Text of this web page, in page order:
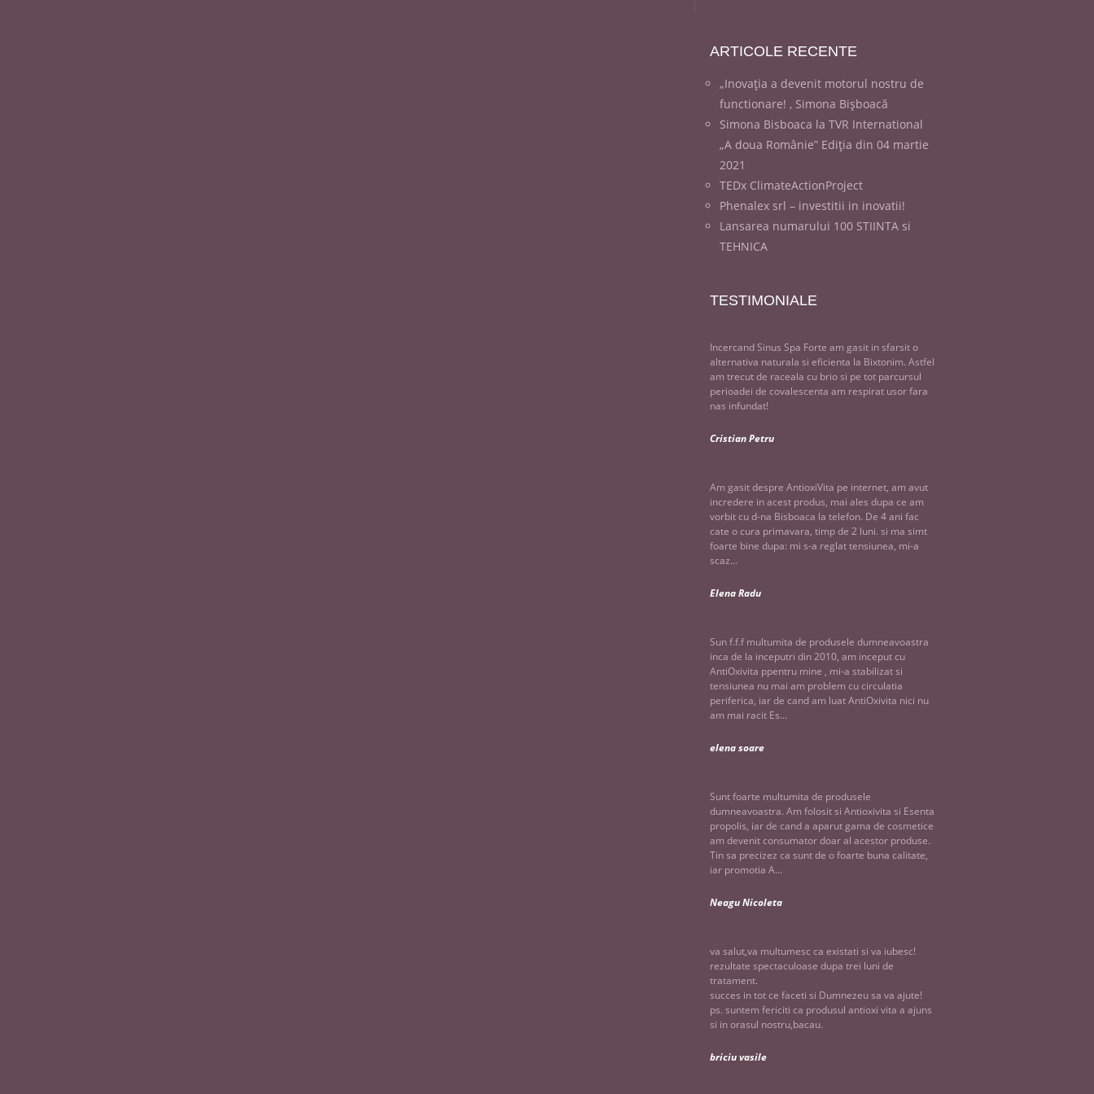
ARTICOLE RECENTE
„Inovația a devenit motorul nostru de
functionare! , Simona Bișboacă
Simona Bisboaca la TVR International
„A doua Românie” Ediția din 04 martie
2021
TEDx ClimateActionProject
Phenalex srl – investitii in inovatii!
Lansarea numarului 100 STIINTA si
TEHNICA
TESTIMONIALE
Incercand Sinus Spa Forte am gasit in sfarsit o
alternativa naturala si eficienta la Bixtonim. Astfel
am trecut de raceala cu brio si pe tot parcursul
perioadei de covalescenta am respirat usor fara
nas infundat!
Cristian Petru
Am gasit despre AntioxiVita pe internet, am avut
incredere in acest produs, mai ales dupa ce am
vorbit cu d-na Bisboaca la telefon. De 4 ani fac
cate o cura primavara, timp de 2 luni. si ma simt
foarte bine dupa: mi s-a reglat tensiunea, mi-a
scaz...
Elena Radu
Sun f.f.f multumita de produsele dumneavoastra
inca de la inceputri din 2010, am inceput cu
AntiOxivita ppentru mine , mi-a stabilizat si
tensiunea nu mai am problem cu circulatia
periferica, iar de cand am luat AntiOxivita nici nu
am mai racit Es...
elena soare
Sunt foarte multumita de produsele
dumneavoastra. Am folosit si Antioxivita si Esenta
propolis, iar de cand a aparut gama de cosmetice
am devenit consumator doar al acestor produse.
Tin sa precizez ca sunt de o foarte buna calitate,
iar promotia A...
Neagu Nicoleta
va salut,va multumesc ca existati si va iubesc!
rezultate spectaculoase dupa trei luni de
tratament.
succes in tot ce faceti si Dumnezeu sa va ajute!
ps. suntem fericiti ca produsul antioxi vita a ajuns
si in orasul nostru,bacau.
briciu vasile